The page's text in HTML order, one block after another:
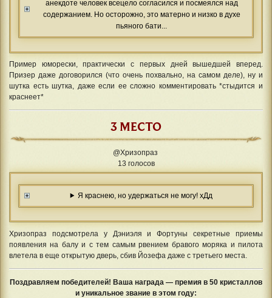
анекдоте человек всецело согласился и посмеялся над
содержанием. Но осторожно, это матерно и низко в духе
пьяного бати...
Пример юморески, практически с первых дней вышедшей вперед.
Призер даже договорился (что очень похвально, на самом деле), ну и
шутка есть шутка, даже если ее сложно комментировать *стыдится и
краснеет*
3 МЕСТО
@Хризопраз
13 голосов
Я краснею, но удержаться не могу! хДд
Хризопраз подсмотрела у Дэниэля и Фортуны секретные приемы
появления на балу и с тем самым рвением бравого моряка и пилота
влетела в еще открытую дверь, сбив Йозефа даже с третьего места.
Поздравляем победителей! Ваша награда — премия в 50 кристаллов
и уникальное звание в этом году: